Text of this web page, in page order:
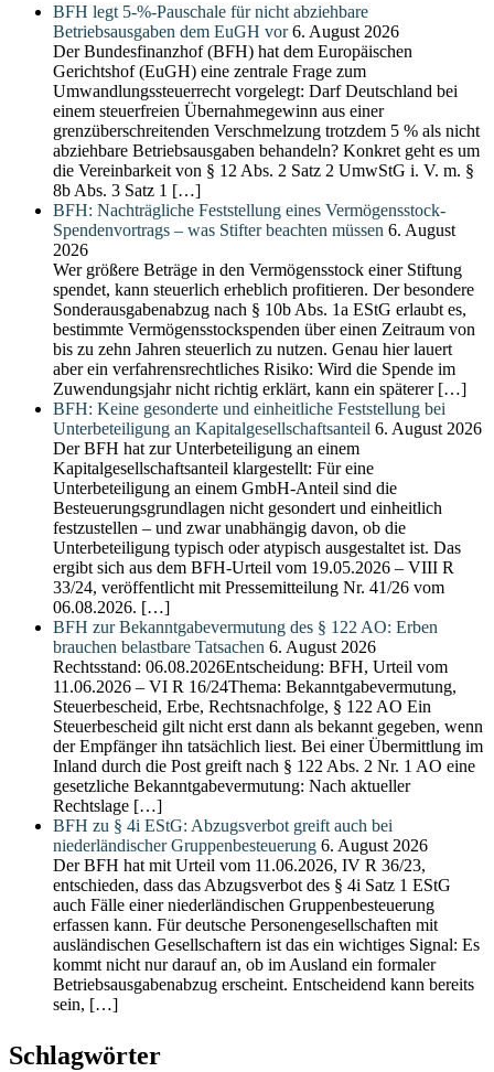
BFH legt 5-%-Pauschale für nicht abziehbare
Betriebsausgaben dem EuGH vor 6. August 2026
Der Bundesfinanzhof (BFH) hat dem Europäischen
Gerichtshof (EuGH) eine zentrale Frage zum
Umwandlungssteuerrecht vorgelegt: Darf Deutschland bei
einem steuerfreien Übernahmegewinn aus einer
grenzüberschreitenden Verschmelzung trotzdem 5 % als nicht
abziehbare Betriebsausgaben behandeln? Konkret geht es um
die Vereinbarkeit von § 12 Abs. 2 Satz 2 UmwStG i. V. m. §
8b Abs. 3 Satz 1 […]
BFH: Nachträgliche Feststellung eines Vermögensstock-
Spendenvortrags – was Stifter beachten müssen 6. August
2026
Wer größere Beträge in den Vermögensstock einer Stiftung
spendet, kann steuerlich erheblich profitieren. Der besondere
Sonderausgabenabzug nach § 10b Abs. 1a EStG erlaubt es,
bestimmte Vermögensstockspenden über einen Zeitraum von
bis zu zehn Jahren steuerlich zu nutzen. Genau hier lauert
aber ein verfahrensrechtliches Risiko: Wird die Spende im
Zuwendungsjahr nicht richtig erklärt, kann ein späterer […]
BFH: Keine gesonderte und einheitliche Feststellung bei
Unterbeteiligung an Kapitalgesellschaftsanteil 6. August 2026
Der BFH hat zur Unterbeteiligung an einem
Kapitalgesellschaftsanteil klargestellt: Für eine
Unterbeteiligung an einem GmbH-Anteil sind die
Besteuerungsgrundlagen nicht gesondert und einheitlich
festzustellen – und zwar unabhängig davon, ob die
Unterbeteiligung typisch oder atypisch ausgestaltet ist. Das
ergibt sich aus dem BFH-Urteil vom 19.05.2026 – VIII R
33/24, veröffentlicht mit Pressemitteilung Nr. 41/26 vom
06.08.2026. […]
BFH zur Bekanntgabevermutung des § 122 AO: Erben
brauchen belastbare Tatsachen 6. August 2026
Rechtsstand: 06.08.2026Entscheidung: BFH, Urteil vom
11.06.2026 – VI R 16/24Thema: Bekanntgabevermutung,
Steuerbescheid, Erbe, Rechtsnachfolge, § 122 AO Ein
Steuerbescheid gilt nicht erst dann als bekannt gegeben, wenn
der Empfänger ihn tatsächlich liest. Bei einer Übermittlung im
Inland durch die Post greift nach § 122 Abs. 2 Nr. 1 AO eine
gesetzliche Bekanntgabevermutung: Nach aktueller
Rechtslage […]
BFH zu § 4i EStG: Abzugsverbot greift auch bei
niederländischer Gruppenbesteuerung 6. August 2026
Der BFH hat mit Urteil vom 11.06.2026, IV R 36/23,
entschieden, dass das Abzugsverbot des § 4i Satz 1 EStG
auch Fälle einer niederländischen Gruppenbesteuerung
erfassen kann. Für deutsche Personengesellschaften mit
ausländischen Gesellschaftern ist das ein wichtiges Signal: Es
kommt nicht nur darauf an, ob im Ausland ein formaler
Betriebsausgabenabzug erscheint. Entscheidend kann bereits
sein, […]
Schlagwörter